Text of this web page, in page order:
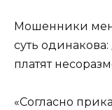
Мошенники
суть
платят
«Согласно